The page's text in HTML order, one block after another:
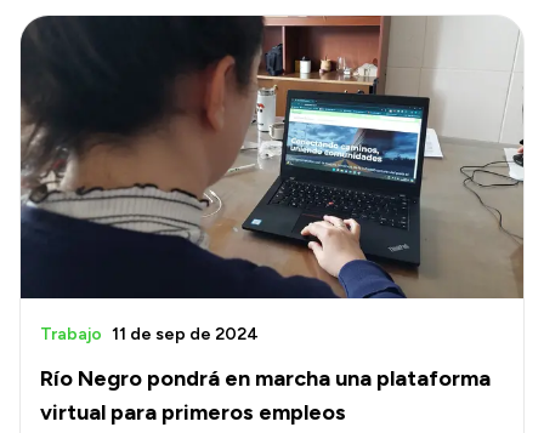
Río Negro pondrá en marcha una plataforma
virtual para primeros empleos
Trabajo 11 de sep de 2024